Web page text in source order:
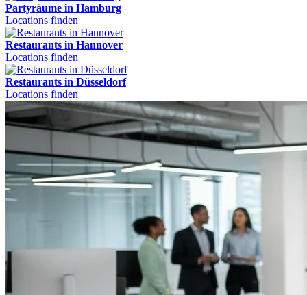
Partyräume in Hamburg
Locations finden
Restaurants in Hannover
Locations finden
Restaurants in Düsseldorf
Locations finden